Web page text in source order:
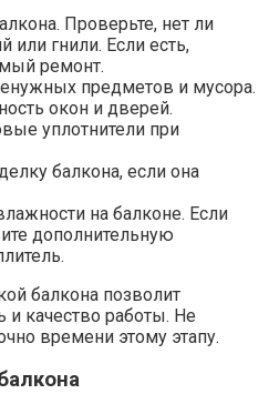
Проверьте, нет ли
или гнили. Если есть,
ремонт.
предметов и мусора.​
окон и дверей.​
уплотнители при
балкона, если она
на балконе. Если
дополнительную
балкона позволит
и качество работы.​ Не
времени этому этапу.​